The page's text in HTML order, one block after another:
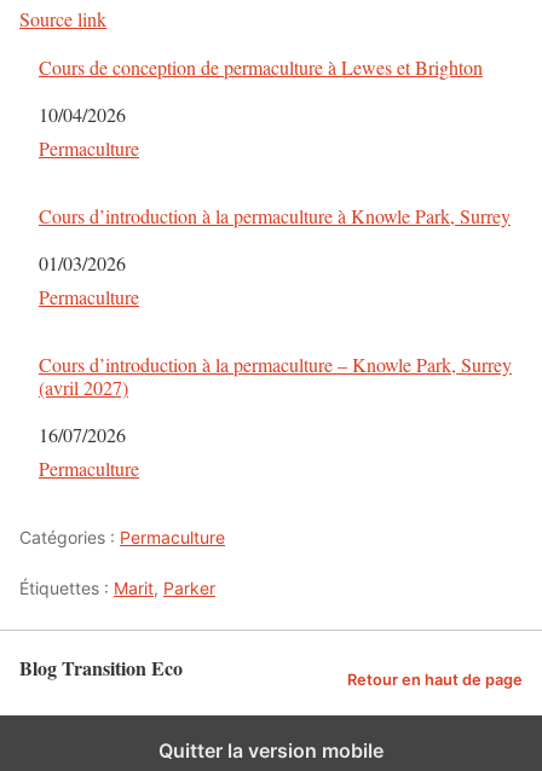
Source link
Cours de conception de permaculture à Lewes et Brighton
Date
10/04/2026
Par rapport à
Permaculture
Cours d’introduction à la permaculture à Knowle Park, Surrey
Date
01/03/2026
Par rapport à
Permaculture
Cours d’introduction à la permaculture – Knowle Park, Surrey
(avril 2027)
Date
16/07/2026
Par rapport à
Permaculture
Catégories : Permaculture
Étiquettes : Marit, Parker
Blog Transition Eco Retour en haut de page
Quitter la version mobile